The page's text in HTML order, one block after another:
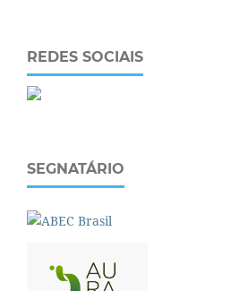
REDES SOCIAIS
SEGNATÁRIO